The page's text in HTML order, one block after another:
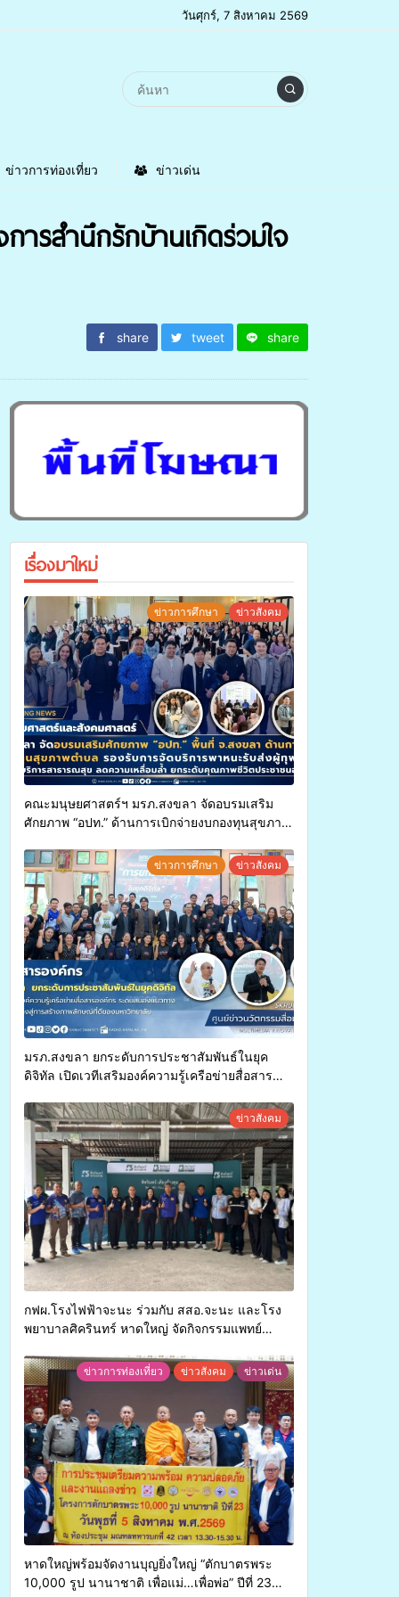
วันศุกร์, 7 สิงหาคม 2569
ข่าวการท่องเที่ยว ข่าวเด่น
ารสำนึกรักบ้านเกิดร่วมใจ
share tweet share
เรื่องมาใหม่
ข่าวการศึกษา ข่าวสังคม
คณะมนุษยศาสตร์ฯ มรภ.สงขลา จัดอบรมเสริม
ศักยภาพ “อปท.” ด้านการเบิกจ่ายงบกองทุนสุขภาพ
ทุพพลภาพเพื่อเข้ารับบริการสาธารณสุข ลดความ
เหลื่อมล้ำ ยกระดับคุณภาพชีวิตประชาชนอย่าง
ยั่งยืน
ข่าวการศึกษา ข่าวสังคม
มรภ.สงขลา ยกระดับการประชาสัมพันธ์ในยุค
ดิจิทัล เปิดเวทีเสริมองค์ความรู้เครือข่ายสื่อสาร
การสร้างภาพลักษณ์ที่ดีของมหาวิทยาลัยข่าวสังคม
กฟผ.โรงไฟฟ้าจะนะ ร่วมกับ สสอ.จะนะ และโรง
พยาบาลศิครินทร์ หาดใหญ่ จัดกิจกรรมแพทย์
ข่าวการท่องเที่ยว ข่าวสังคม ข่าวเด่น
หาดใหญ่พร้อมจัดงานบุญยิ่งใหญ่ “ตักบาตรพระ
10,000 รูป นานาชาติ เพื่อแม่…เพื่อพ่อ” ปีที่ 23